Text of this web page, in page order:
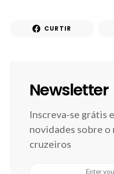
CURTIR
Newsletter
Inscreva-se grátis
novidades sobre o
cruzeiros